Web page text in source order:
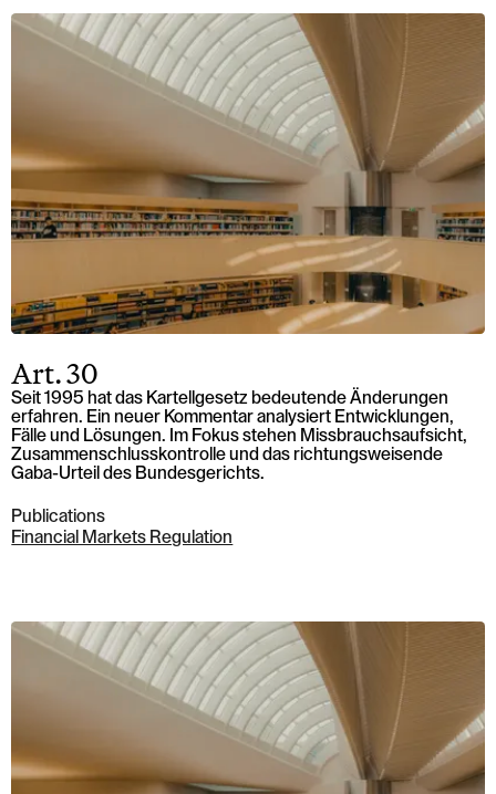
Art. 30
Seit 1995 hat das Kartellgesetz bedeutende Änderungen
erfahren. Ein neuer Kommentar analysiert Entwicklungen,
Fälle und Lösungen. Im Fokus stehen Missbrauchsaufsicht,
Zusammenschlusskontrolle und das richtungsweisende
Gaba-Urteil des Bundesgerichts.
Publications
Financial Markets Regulation